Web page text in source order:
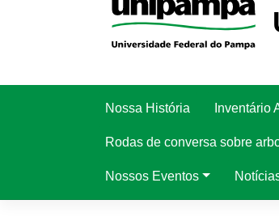
Nossa História Inventário
Rodas de conversa sobre
Nossos Eventos